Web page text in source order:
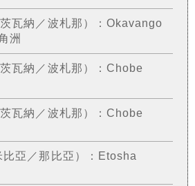
瓦納／波札那）：Okavango
洲
瓦納／波札那）：Chobe
瓦納／波札那）：Chobe
亞／那比亞）：Etosha